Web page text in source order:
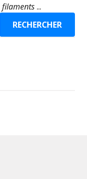
filaments...
RECHERCHER